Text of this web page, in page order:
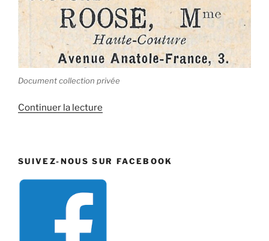
Document collection privée
Continuer la lecture
tailleur »
SUIVEZ-NOUS SUR FACEBOOK